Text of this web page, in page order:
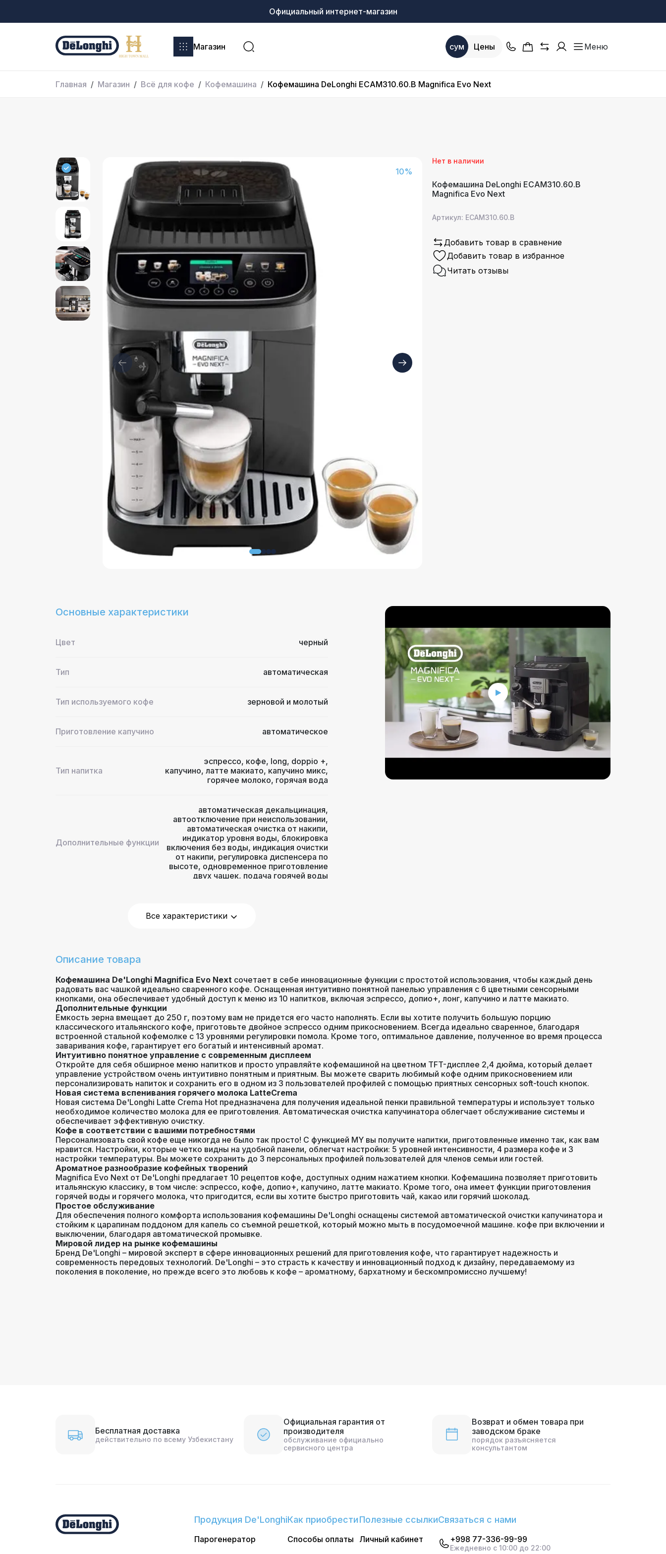
Официальный интернет-магазин
Магазин сум Цены Меню
Главная Магазин Всё для кофе Кофемашина Кофемашина DeLonghi ECAM310.60.B Magnifica Evo Next
10%
Нет в наличии
Кофемашина DeLonghi ECAM310.60.B
Magnifica Evo Next
Артикул: ECAM310.60.B
Добавить товар в сравнение
Добавить товар в избранное
Читать отзывы
Основные характеристики
Цвет черный
Тип автоматическая
Тип используемого кофе зерновой и молотый
Приготовление капучино автоматическое
Тип напитка
эспрессо, кофе, long, doppio +,
капучино, латте макиато, капучино микс,
горячее молоко, горячая вода
Дополнительные функции
автоматическая декальцинация,
автоотключение при неиспользовании,
автоматическая очистка от накипи,
индикатор уровня воды, блокировка
включения без воды, индикация очистки
от накипи, регулировка диспенсера по
высоте, одновременное приготовление
двух чашек, подача горячей воды
Объем (л) 1.8
Тип управления сенсорное
Все характеристики
Описание товара
Кофемашина De'Longhi Magnifica Evo Next сочетает в себе инновационные функции с простотой использования, чтобы каждый день
радовать вас чашкой идеально сваренного кофе. Оснащенная интуитивно понятной панелью управления с 6 цветными сенсорными
кнопками, она обеспечивает удобный доступ к меню из 10 напитков, включая эспрессо, допио+, лонг, капучино и латте макиато.
Дополнительные функции
Емкость зерна вмещает до 250 г, поэтому вам не придется его часто наполнять. Если вы хотите получить большую порцию
классического итальянского кофе, приготовьте двойное эспрессо одним прикосновением. Всегда идеально сваренное, благодаря
встроенной стальной кофемолке с 13 уровнями регулировки помола. Кроме того, оптимальное давление, полученное во время процесса
заваривания кофе, гарантирует его богатый и интенсивный аромат.
Интуитивно понятное управление с современным дисплеем
Откройте для себя обширное меню напитков и просто управляйте кофемашиной на цветном TFT-дисплее 2,4 дюйма, который делает
управление устройством очень интуитивно понятным и приятным. Вы можете сварить любимый кофе одним прикосновением или
персонализировать напиток и сохранить его в одном из 3 пользователей профилей с помощью приятных сенсорных soft-touch кнопок.
Новая система вспенивания горячего молока LatteCrema
Новая система De'Longhi Latte Crema Hot предназначена для получения идеальной пенки правильной температуры и использует только
необходимое количество молока для ее приготовления. Автоматическая очистка капучинатора облегчает обслуживание системы и
обеспечивает эффективную очистку.
Кофе в соответствии с вашими потребностями
Персонализовать свой кофе еще никогда не было так просто! С функцией MY вы получите напитки, приготовленные именно так, как вам
нравится. Настройки, которые четко видны на удобной панели, облегчат настройки: 5 уровней интенсивности, 4 размера кофе и 3
настройки температуры. Вы можете сохранить до 3 персональных профилей пользователей для членов семьи или гостей.
Ароматное разнообразие кофейных творений
Magnifica Evo Next от De'Longhi предлагает 10 рецептов кофе, доступных одним нажатием кнопки. Кофемашина позволяет приготовить
итальянскую классику, в том числе: эспрессо, кофе, допио+, капучино, латте макиато. Кроме того, она имеет функции приготовления
горячей воды и горячего молока, что пригодится, если вы хотите быстро приготовить чай, какао или горячий шоколад.
Простое обслуживание
Для обеспечения полного комфорта использования кофемашины De'Longhi оснащены системой автоматической очистки капучинатора и
стойким к царапинам поддоном для капель со съемной решеткой, который можно мыть в посудомоечной машине. кофе при включении и
выключении, благодаря автоматической промывке.
Мировой лидер на рынке кофемашины
Бренд De'Longhi – мировой эксперт в сфере инновационных решений для приготовления кофе, что гарантирует надежность и
современность передовых технологий. De'Longhi – это страсть к качеству и инновационный подход к дизайну, передаваемому из
поколения в поколение, но прежде всего это любовь к кофе – ароматному, бархатному и бескомпромиссно лучшему!
Бесплатная доставка
действительно по всему Узбекистану
Официальная гарантия от
производителя
обслуживание официально
сервисного центра
Возврат и обмен товара при
заводском браке
порядок разъясняется
консультантом
Продукция De'Longhi
Парогенератор
Как приобрести
Способы оплаты
Полезные ссылки
Личный кабинет
Связаться с нами
+998 77-336-99-99
Ежедневно с 10:00 до 22:00